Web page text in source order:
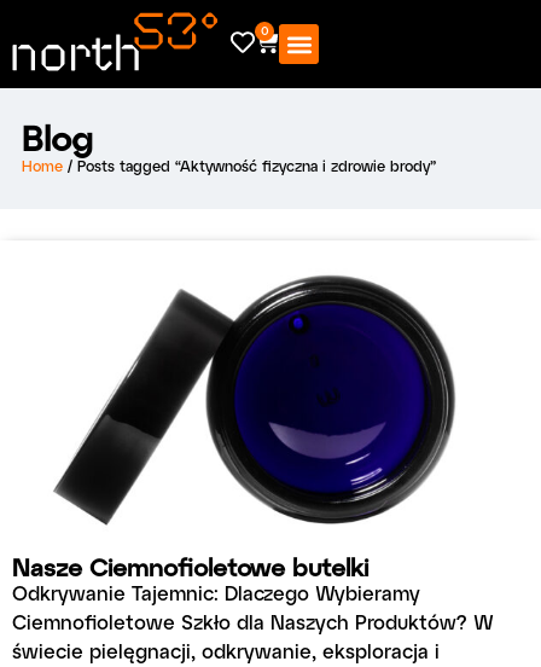
0
Blog
Home / Posts tagged “Aktywność fizyczna i zdrowie brody”
Nasze Ciemnofioletowe butelki
Odkrywanie Tajemnic: Dlaczego Wybieramy
Ciemnofioletowe Szkło dla Naszych Produktów? W
świecie pielęgnacji, odkrywanie, eksploracja i